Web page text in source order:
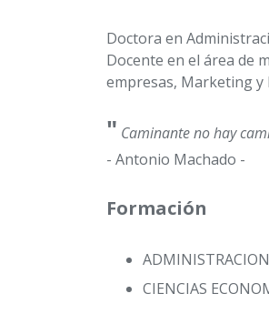
Doctora en
Docente en el área de
empresas, Marketing y
" Caminante no hay
- Antonio Machado -
Formación
CIENCIAS